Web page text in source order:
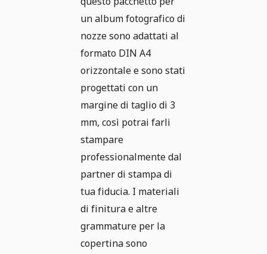
un album fotografico di
nozze sono adattati al
formato DIN A4
orizzontale e sono stati
progettati con un
margine di taglio di 3
mm, così potrai farli
stampare
professionalmente dal
partner di stampa di
tua fiducia. I materiali
di finitura e altre
grammature per la
copertina sono